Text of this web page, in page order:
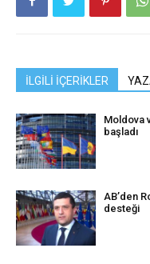
İLGİLİ İÇERİKLER
Moldova
başladı
AB’den
desteği